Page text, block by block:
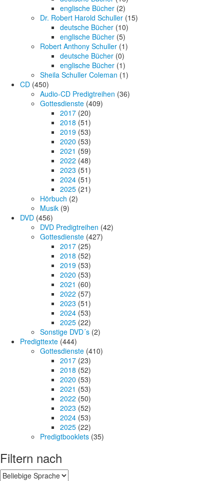
englische Bücher (2)
Dr. Robert Harold Schuller (15)
deutsche Bücher (10)
englische Bücher (5)
Robert Anthony Schuller (1)
deutsche Bücher (0)
englische Bücher (1)
Sheila Schuller Coleman (1)
CD (450)
Audio-CD Predigtreihen (36)
Gottesdienste (409)
2017 (20)
2018 (51)
2019 (53)
2020 (53)
2021 (59)
2022 (48)
2023 (51)
2024 (51)
2025 (21)
Hörbuch (2)
Musik (9)
DVD (456)
DVD Predigtreihen (42)
Gottesdienste (427)
2017 (25)
2018 (52)
2019 (53)
2020 (53)
2021 (60)
2022 (57)
2023 (51)
2024 (53)
2025 (22)
Sonstige DVD´s (2)
Predigttexte (444)
Gottesdienste (410)
2017 (23)
2018 (52)
2020 (53)
2021 (53)
2022 (50)
2023 (52)
2024 (53)
2025 (22)
Predigtbooklets (35)
Filtern nach